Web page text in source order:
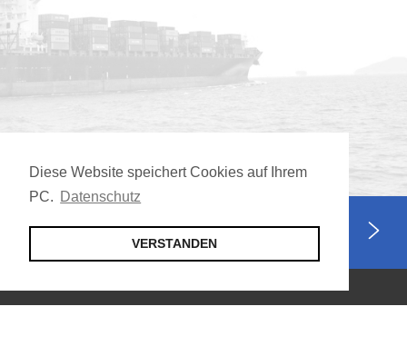
Diese Website speichert Cookies auf Ihrem
PC. Datenschutz
VERSTANDEN
Jetzt Mitglied werden